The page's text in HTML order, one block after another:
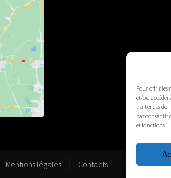
Pour offrir les
et/ou accéder
traiter des
pas consentir
et fonctions.
Mentions légales Contacts